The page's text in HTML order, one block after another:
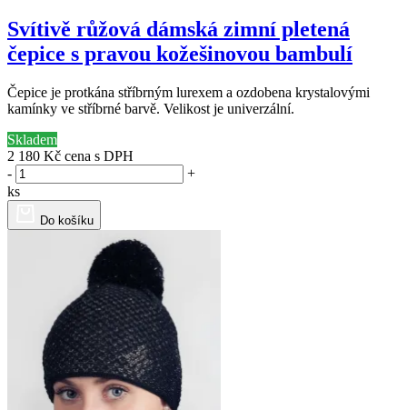
Svítivě růžová dámská zimní pletená
čepice s pravou kožešinovou bambulí
Čepice je protkána stříbrným lurexem a ozdobena krystalovými
kamínky ve stříbrné barvě. Velikost je univerzální.
Skladem
2 180 Kč cena s DPH
-
+
ks
Do košíku